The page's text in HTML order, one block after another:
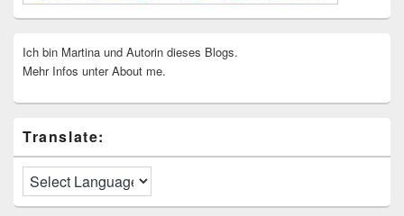
Ich bin Martina und Autorin dieses Blogs.
Mehr Infos unter About me.
Translate: